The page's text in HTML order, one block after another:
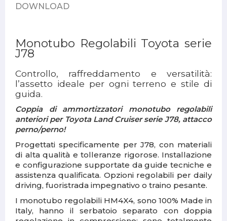
DOWNLOAD
Monotubo Regolabili Toyota serie
J78
Controllo, raffreddamento e versatilità:
l’assetto ideale per ogni terreno e stile di
guida.
Coppia di ammortizzatori monotubo regolabili
anteriori per Toyota Land Cruiser serie J78, attacco
perno/perno!
Progettati specificamente per J78, con materiali
di alta qualità e tolleranze rigorose. Installazione
e configurazione supportate da guide tecniche e
assistenza qualificata. Opzioni regolabili per daily
driving, fuoristrada impegnativo o traino pesante.
I monotubo regolabili HM4X4, sono 100% Made in
Italy, hanno il serbatoio separato con doppia